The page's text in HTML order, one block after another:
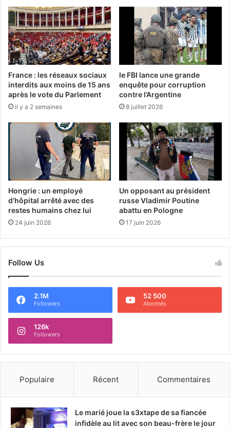
France : les réseaux sociaux
interdits aux moins de 15 ans
après le vote du Parlement
il y a 2 semaines
le FBI lance une grande
enquête pour corruption
contre l’Argentine
8 juillet 2026
Hongrie : un employé
d’hôpital arrêté avec des
restes humains chez lui
24 juin 2026
Un opposant au président
russe Vladimir Poutine
abattu en Pologne
17 juin 2026
Follow Us
2.1M
Followers
52 500
Abonnés
126k
Followers
Populaire Récent Commentaires
Le marié joue la s3xtape de sa fiancée
infidèle au lit avec son beau-frère le jour